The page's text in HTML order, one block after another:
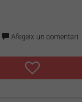
Afegeix un comentari